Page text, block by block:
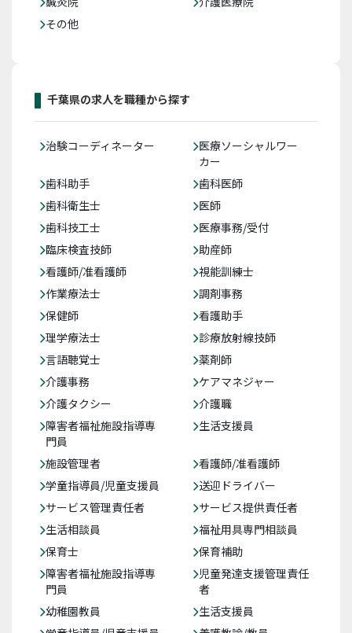
その他
千葉県の求人を職種から探す
治験コーディネーター
医療ソーシャルワー
カー
歯科助手
歯科医師
歯科衛生士
医師
歯科技工士
医療事務/受付
臨床検査技師
助産師
看護師/准看護師
視能訓練士
作業療法士
調剤事務
保健師
看護助手
理学療法士
診療放射線技師
言語聴覚士
薬剤師
介護事務
ケアマネジャー
介護タクシー
介護職
障害者福祉施設指導専
門員
生活支援員
施設管理者
看護師/准看護師
学童指導員/児童支援員
送迎ドライバー
サービス管理責任者
サービス提供責任者
生活相談員
福祉用具専門相談員
保育士
保育補助
障害者福祉施設指導専
門員
児童発達支援管理責任
者
幼稚園教員
生活支援員